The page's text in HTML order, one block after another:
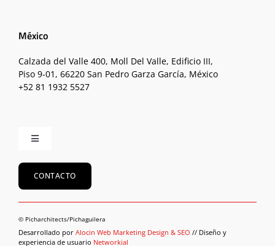
México
Calzada del Valle 400, Moll Del Valle, Edificio III,
Piso 9-01, 66220 San Pedro Garza García, México
+52 81 1932 5527
Toggle
Inicio
CONTACTO
© Picharchitects/Pichaguilera
Desarrollado por Alocin Web Marketing Design & SEO // Diseño y
experiencia de usuario Networkial